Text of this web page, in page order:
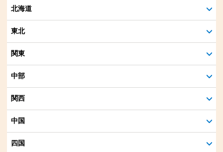
北海道
東北
関東
中部
関西
中国
四国